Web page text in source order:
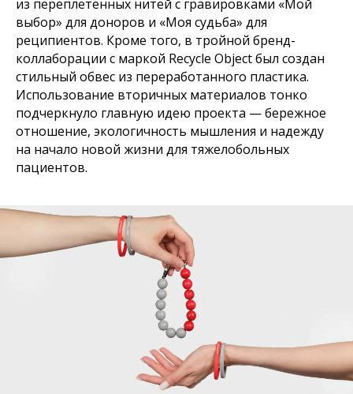
из переплетённых нитей с гравировками «Мой
выбор» для доноров и «Моя судьба» для
реципиентов. Кроме того, в тройной бренд-
коллаборации с маркой Recycle Object был создан
стильный обвес из переработанного пластика.
Использование вторичных материалов тонко
подчеркнуло главную идею проекта — бережное
отношение, экологичность мышления и надежду
на начало новой жизни для тяжелобольных
пациентов.